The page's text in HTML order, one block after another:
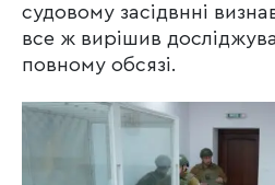
судовому засідвнні
все ж вирішив
повному обсязі.